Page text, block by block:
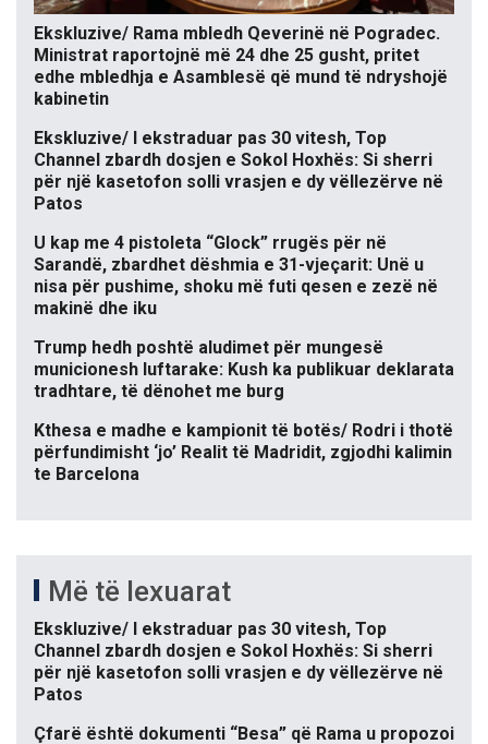
Ekskluzive/ Rama mbledh Qeverinë në Pogradec.
Ministrat raportojnë më 24 dhe 25 gusht, pritet
edhe mbledhja e Asamblesë që mund të ndryshojë
kabinetin
Ekskluzive/ I ekstraduar pas 30 vitesh, Top
Channel zbardh dosjen e Sokol Hoxhës: Si sherri
për një kasetofon solli vrasjen e dy vëllezërve në
Patos
U kap me 4 pistoleta “Glock” rrugës për në
Sarandë, zbardhet dëshmia e 31-vjeçarit: Unë u
nisa për pushime, shoku më futi qesen e zezë në
makinë dhe iku
Trump hedh poshtë aludimet për mungesë
municionesh luftarake: Kush ka publikuar deklarata
tradhtare, të dënohet me burg
Kthesa e madhe e kampionit të botës/ Rodri i thotë
përfundimisht ‘jo’ Realit të Madridit, zgjodhi kalimin
te Barcelona
Më të lexuarat
Ekskluzive/ I ekstraduar pas 30 vitesh, Top
Channel zbardh dosjen e Sokol Hoxhës: Si sherri
për një kasetofon solli vrasjen e dy vëllezërve në
Patos
Çfarë është dokumenti “Besa” që Rama u propozoi